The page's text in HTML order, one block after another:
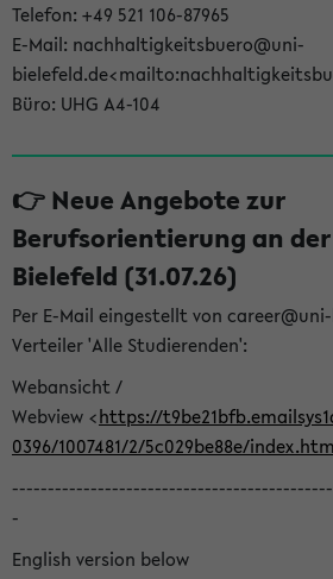
Telefon: +49 521 106-87965
E-Mail: nachhaltigkeitsbuero@uni-
Büro: UHG A4-104
👉 Neue Angebote zur
Berufsorientierung an
Bielefeld (31.07.26)
Per E-Mail eingestellt von
Verteiler 'Alle Studierenden':
Webansicht /
Webview <https://
0396/1007481/2/5c029be88e/
-
English version below